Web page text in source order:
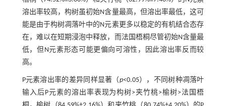
溶出率较高，构树虽初始N含量最高，但溶出率最低，这可
能是由于构树凋落叶中的N元素更多以稳定的有机结合态存
在，难以在短期浸泡中释放，而法国梧桐尽管初始N含量最
低，但N元素形态可能更偏向可溶性，因此溶出率反而较
高。
P元素溶出率的差异同样显著（p<0.05），不同树种凋落叶
输入后P元素的溶出率表现为构树>夹竹桃>榆树>法国梧